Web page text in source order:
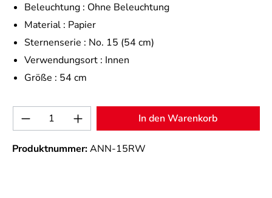
Beleuchtung : Ohne Beleuchtung
Material : Papier
Sternenserie : No. 15 (54 cm)
Verwendungsort : Innen
Größe : 54 cm
Produkt Anzahl: Gib den gewünschten
In den Warenkorb
Produktnummer:ANN-15RW